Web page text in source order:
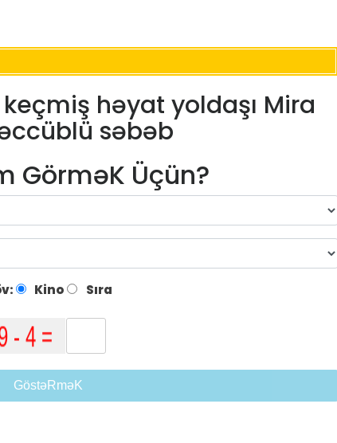
həyat yoldaşı Mira
səbəb
GörməK Üçün?
Kino Sıra
GöstəRməK